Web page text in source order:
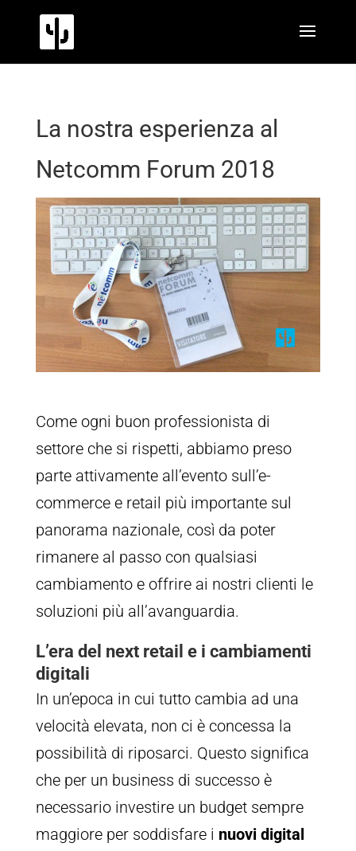
La nostra esperienza al
Netcomm Forum 2018
Come ogni buon professionista di
settore che si rispetti, abbiamo preso
parte attivamente all’evento sull’e-
commerce e retail più importante sul
panorama nazionale, così da poter
rimanere al passo con qualsiasi
cambiamento e offrire ai nostri clienti le
soluzioni più all’avanguardia.
L’era del next retail e i cambiamenti
digitali
In un’epoca in cui tutto cambia ad una
velocità elevata, non ci è concessa la
possibilità di riposarci. Questo significa
che per un business di successo è
necessario investire un budget sempre
maggiore per soddisfare i nuovi digital